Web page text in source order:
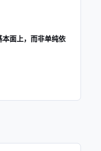
面上，而非单纯依